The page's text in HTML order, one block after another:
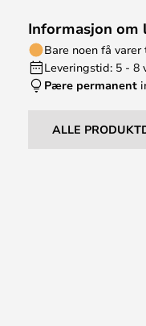
Informasjon om
Bare noen få
Leveringstid: 5 - 8
Pære permanent
ALLE